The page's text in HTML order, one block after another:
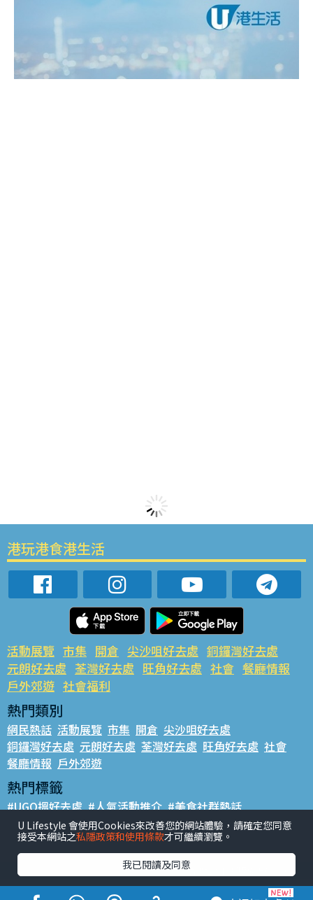
港玩港食港生活
活動展覽 市集 開倉 尖沙咀好去處 銅鑼灣好去處
元朗好去處 荃灣好去處 旺角好去處 社會 餐廳情報
戶外郊遊 社會福利
熱門類別
網民熱話 活動展覽 市集 開倉 尖沙咀好去處
銅鑼灣好去處 元朗好去處 荃灣好去處 旺角好去處 社會
餐廳情報 戶外郊遊
熱門標籤
#UGO搵好去處 #人氣活動推介 #美食社群熱話
#親子玩樂好去處 #ULifestyle應用程式 #限時搶
#UJetso禮物放送 #ULifestyle商戶中心 #著數
香港經濟日報版權所有©2026
U Lifestyle 會使用Cookies來改善您的網站體驗，請確定您同意
接受本網站之私隱政策和使用條款才可繼續瀏覽。
我已閱讀及同意